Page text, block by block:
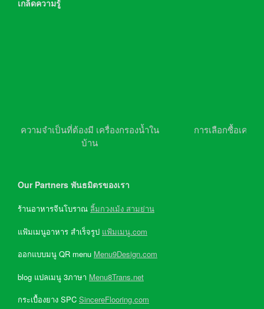
เกล็ดความรู้
ความจำเป็นที่ต้องมี เครื่องกรองน้ำใน
บ้าน
การเลือกซื้อเครื่อ
Our Partners พันธมิตรของเรา
ร้านอาหารจีนโบราณ ลิ้มกวงเม้ง สามย่าน
แฟ้มเมนูอาหาร สำเร็จรูป แฟ้มเมนู.com
ออกแบบมนู QR menu Menu9Design.com
blog แปลเมนู 3ภาษา Menu8Trans.net
กระเบื้องยาง SPC SincereFlooring.com